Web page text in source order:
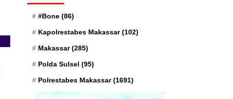
#Bone (86)
Kapolrestabes Makassar(102)
Makassar(285)
Polda Sulsel (95)
Polrestabes Makassar(1691)